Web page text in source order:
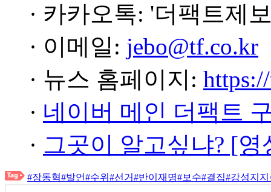
· 카카오톡: '더팩트제
· 이메일: jebo@tf.co.kr
· 뉴스 홈페이지:
· 네이버 메인 더팩트
· 그곳이 알고싶냐? [
#장동혁#발언#수위 #선거#반이재명#보수#결집#강성지지